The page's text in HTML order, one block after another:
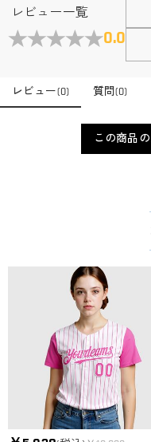
レビュー一覧
0.0
レビュー(0) 質問(0)
この商品
Fanscheerについて
会社はどこにありま
本社はホンコンにあり
店舗に費やす家賃や保
品自身が値下げできる
営しております。
注文後に注文の内
番号もお送りください
支払い情報は保護さ
お支払い情報は高度な
客様のお支払い情報は
Paypal又はクレジット
支払い情報は保護さ
当社では、個人情報保
り、プライバシーポリ
安全にご利用いただけ
重に取り扱っています
確認ください。
服＆ファッション
どうやってオリジ
か？
まずお気に入りのデザ
選択しを選んでから、
いたします。
服の印刷に色違い
はい。ご覧になる環境
影時の照明等によりイ
場合がございます。
どうやって自分に
まずお気に入りのデザ